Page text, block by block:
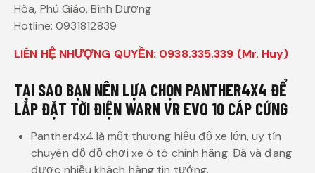
Hòa, Phú Giáo, Bình Dương
Hotline: 0931812839
LIÊN HỆ NHƯỢNG QUYỀN: 0938.335.339 (Mr. Huy)
TẠI SAO BẠN NÊN LỰA CHỌN PANTHER4X4 ĐỂ
LẮP ĐẶT TỜI ĐIỆN WARN VR EVO 10 CÁP CỨNG
Panther4x4 là một thương hiệu độ xe lớn, uy tín
chuyên độ đồ chơi xe ô tô chính hãng. Đã và đang
được nhiều khách hàng tin tưởng.